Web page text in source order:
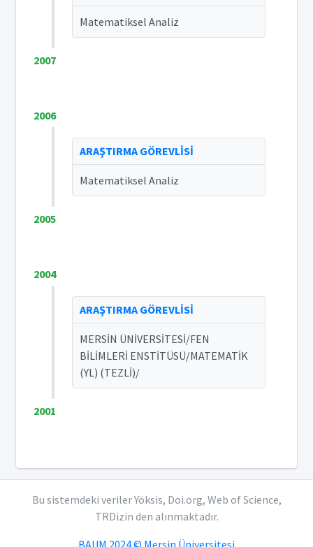
Matematiksel Analiz
2007
2006
ARAŞTIRMA GÖREVLİSİ
Matematiksel Analiz
2005
2004
ARAŞTIRMA GÖREVLİSİ
MERSİN ÜNİVERSİTESİ/FEN
BİLİMLERİ ENSTİTÜSÜ/MATEMATİK
(YL) (TEZLİ)/
2001
Bu sistemdeki veriler Yöksis, Doi.org, Web of Science,
TRDizin den alınmaktadır.
BAUM 2024 © Mersin Üniversitesi